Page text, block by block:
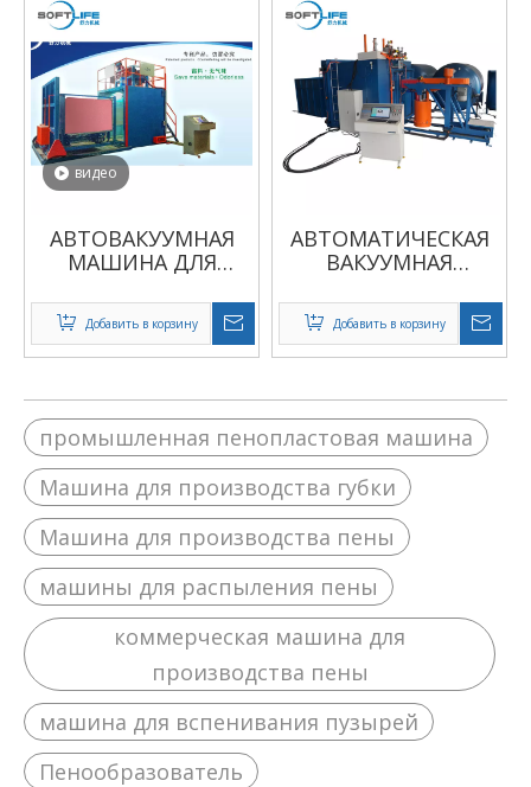
видео
АВТОВАКУУМНАЯ
МАШИНА ДЛЯ
Добавить в корзину
АВТОМАТИЧЕСКАЯ
ВАКУУМНАЯ
Вспенивания
двойных форм
Добавить в корзину
промышленная пенопластовая машина
Машина для производства губки
Машина для производства пены
машины для распыления пены
коммерческая машина для
производства пены
машина для вспенивания пузырей
Пенообразователь